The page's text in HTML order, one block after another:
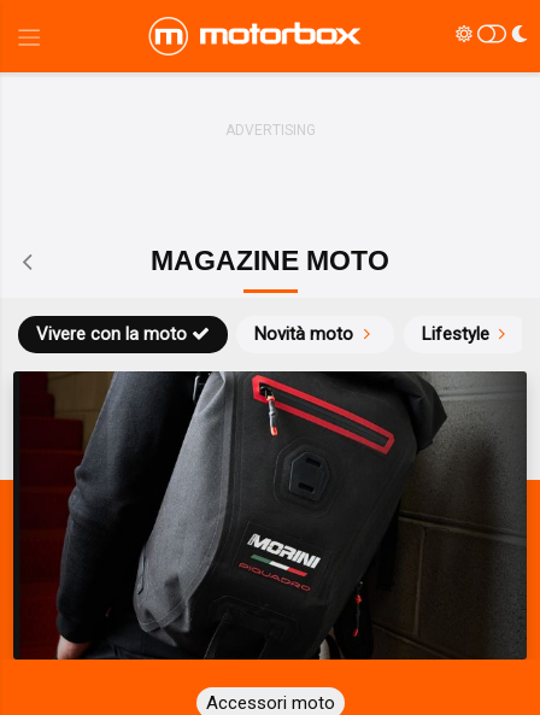
MAGAZINE MOTO
Novità moto
Vivere con la moto Lifestyle
Accessori moto